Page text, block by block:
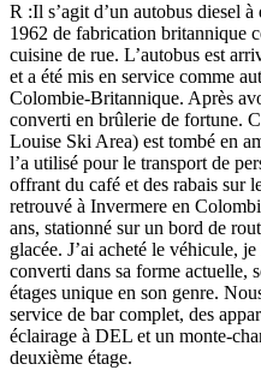
R :Il s’agit d’un autobus diesel
1962 de fabrication britannique
cuisine de rue. L’autobus est
et a été mis en service comme
Colombie-Britannique. Après
converti en brûlerie de fortune.
Louise Ski Area) est tombé en
l’a utilisé pour le transport de
offrant du café et des rabais sur
retrouvé à Invermere en
ans, stationné sur un bord de
glacée. J’ai acheté le véhicule,
converti dans sa forme actuelle,
étages unique en son genre.
service de bar complet, des
éclairage à DEL et un monte-
deuxième étage.